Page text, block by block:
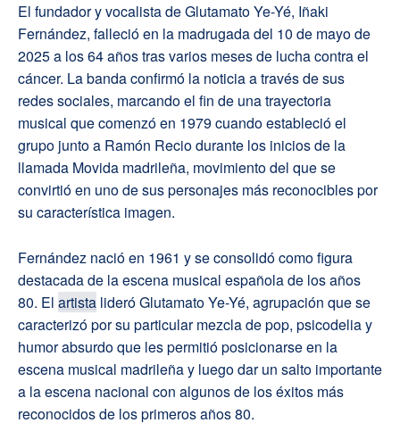
El fundador y vocalista de Glutamato Ye-Yé, Iñaki
Fernández, falleció en la madrugada del 10 de mayo de
2025 a los 64 años tras varios meses de lucha contra el
cáncer. La banda confirmó la noticia a través de sus
redes sociales, marcando el fin de una trayectoria
musical que comenzó en 1979 cuando estableció el
grupo junto a Ramón Recio durante los inicios de la
llamada Movida madrileña, movimiento del que se
convirtió en uno de sus personajes más reconocibles por
su característica imagen.
Fernández nació en 1961 y se consolidó como figura
destacada de la escena musical española de los años
80. El artista lideró Glutamato Ye-Yé, agrupación que se
caracterizó por su particular mezcla de pop, psicodelia y
humor absurdo que les permitió posicionarse en la
escena musical madrileña y luego dar un salto importante
a la escena nacional con algunos de los éxitos más
reconocidos de los primeros años 80.